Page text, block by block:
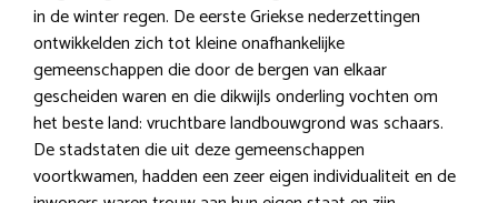
in de winter regen. De eerste Griekse nederzettingen
ontwikkelden zich tot kleine onafhankelijke
gemeenschappen die door de bergen van elkaar
gescheiden waren en die dikwijls onderling vochten om
het beste land: vruchtbare landbouwgrond was schaars.
De stadstaten die uit deze gemeenschappen
voortkwamen, hadden een zeer eigen individualiteit en de